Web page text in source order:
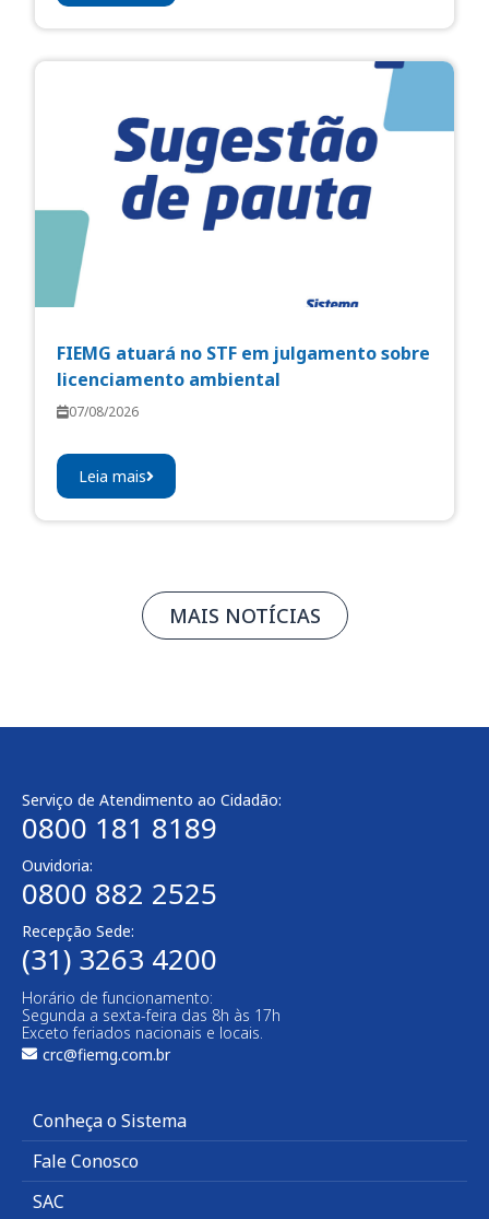
FIEMG atuará no STF em julgamento sobre
licenciamento ambiental
07/08/2026
Leia mais
MAIS NOTÍCIAS
Serviço de Atendimento ao Cidadão:
0800 181 8189
Ouvidoria:
0800 882 2525​
Recepção Sede:
(31) 3263 4200
Horário de funcionamento:
Segunda a sexta-feira das 8h às 17h
Exceto feriados nacionais e locais.
crc@fiemg.com.br
Conheça o Sistema
Fale Conosco
SAC